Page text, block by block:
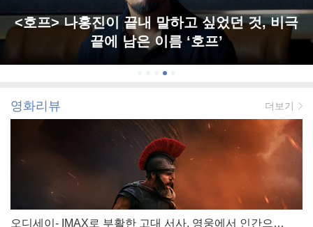
<호프> 나홍진이 끝내 말하고 싶었던 것, 비극
끝에 남은 이름 ‘호프’
영화리뷰 더보기
오디세이- IMAX로 부활한 고대 서사, 영웅에서 인간으로의 귀환 (오락성 9 | 작품성 9)